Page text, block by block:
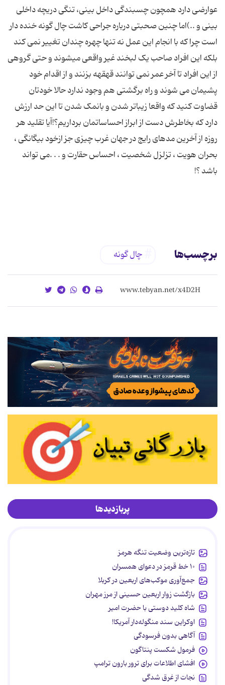
عوارضی دارد همچون چسبندگی داخل بینی، تنگی دریچه داخلی
بینی و ..)اما چنین صحبتی درباره جراحی کاشت چال گونه خنده دار
است چرا که با انجام این عمل نه تنها چهره چندان تغییر نمی کند
بلکه این افراد صاحب یک لبخند غیر واقعی میشوند و حتی گروهی
از این افراد تا آخر عمر نمی توانند قهقهه بزنند و از اقدام خود
پشیمان می شوند و راه برگشتی هم وجود ندارد حالا خودتان
قضاوت کنید که واقعا زیباتر شدن و بانمک شدن تا این حد ارزش
دارد که بخاطرش دست از ابراز احساساتمان برداریم؟!آیا تقلید هر
روزه از آخرین مدهای رایج در جهان غرب چیزی جز ازخود بیگانگی ،
بحران هویت ، تزلزل شخصیت ، احساس حقارت و . . .می تواند
برچسب‌ها چال گونه
پربازدیدها
تازه‌ترین وضعیت تنگه هرمز
۱۰ خط قرمز در دعوای همسران
جمع‌آوری موکب‌های اربعین در کربلا
بازگشت زوار اربعین حسینی از مرز مهران
شاه کلید دوستی با حضرت امیر
اوکراین سند منگوله‌دار آمریکا!
آگاهی بدون فرسودگی
فرمول شکست پنتاگون
افشای اطلاعات برای ترور بارون ترامپ
نجات از غرق شدگی